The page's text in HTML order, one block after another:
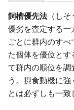
飼槽優先法（しそ
優劣を査定する一
ごとに群内のす
た個体を優位とす
て群内の順位を調
う。摂食動機に強
とは必ずしも一致